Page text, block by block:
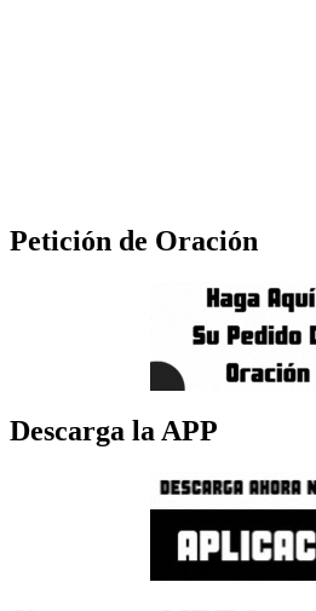
Petición de Oración
Descarga la APP